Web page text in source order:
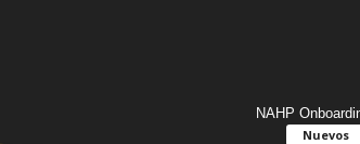
NAHP
Nuevos